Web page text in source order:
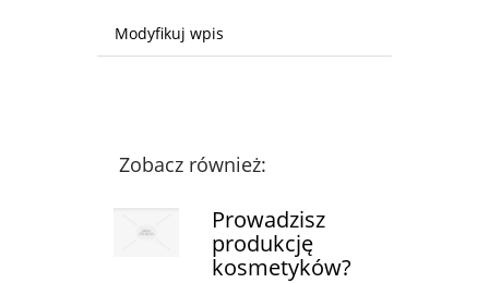
Modyfikuj wpis
Zobacz również:
Prowadzisz
produkcję
kosmetyków?